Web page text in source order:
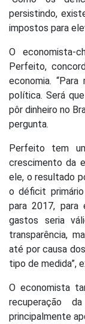
persistindo,
impostos para
O economista-
Perfeito,
economia.
política. Será
pôr dinheiro no
pergunta.
Perfeito tem
crescimento da
ele, o resultado
o déficit
para 2017, para
gastos seria
transparência,
até por causa
tipo de medida”,
O economista
recuperação
principalmente